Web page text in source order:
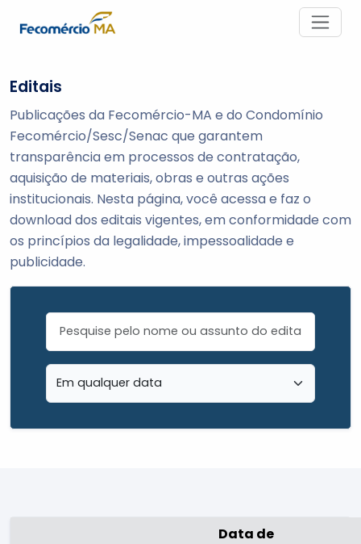
Editais
Publicações da Fecomércio-MA e do Condomínio
Fecomércio/Sesc/Senac que garantem
transparência em processos de contratação,
aquisição de materiais, obras e outras ações
institucionais. Nesta página, você acessa e faz o
download dos editais vigentes, em conformidade com
os princípios da legalidade, impessoalidade e
publicidade.
Data de